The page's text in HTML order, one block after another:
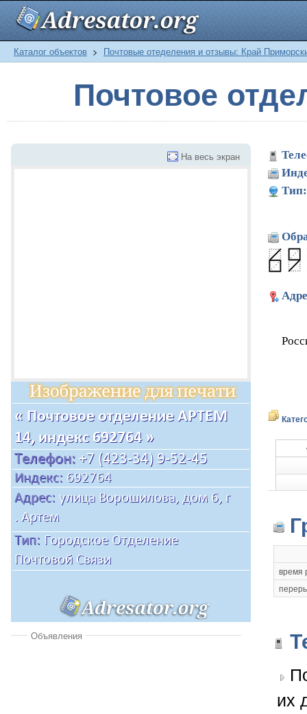
Каталог объектов > Почтовые отеделения и отзывы: Край
Почтовое
На весь экран
Объявления
Тип:
время
их